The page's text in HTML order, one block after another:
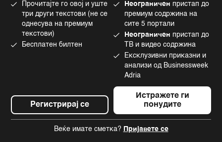
Прочитајте го овој и уште
три други текстови (не се
однесува на премиум
текстови)
Бесплатен билтен
Регистрирај се
Неограничен пристап до
премиум содржина на
сите 5 портали
Неограничен пристап до
ТВ и видео содржина
Ексклузивни приказни и
анализи од Businessweek
Adria
Истражете ги
понудите
Веќе имате сметка? Пријавете се
Употреба на вештачка интелигенција
Tiktok
©2022 - 2026 Bloomberg L.P. All Rights Reserved. BLOOMBERG and the
BLOOMBERG logo are registered trademarks and service marks of
Bloomberg Finance L.P. or its subsidiaries, displayed with permission
Bloomberg Adria is a Mtel Swiss SA Property
News CMS by Cubes